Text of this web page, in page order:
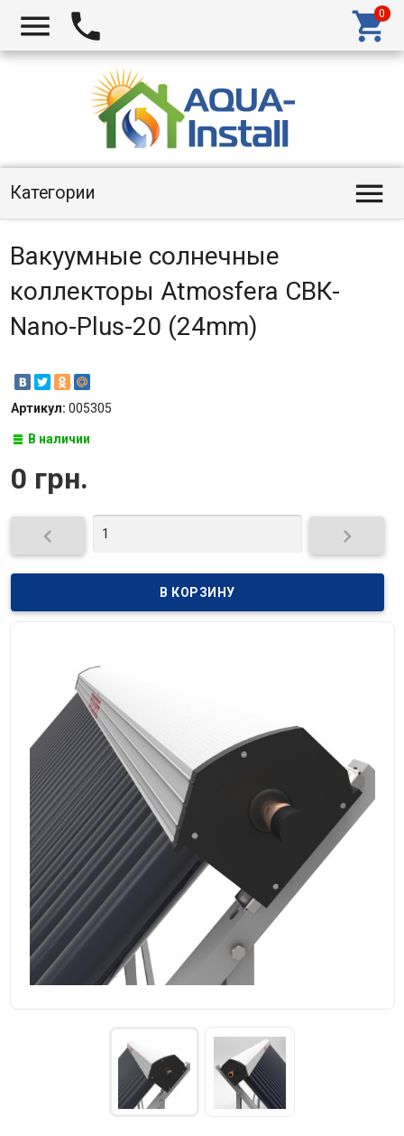
  
Категории 
Вакуумные солнечные
коллекторы Atmosfera СВК-
Nano-Plus-20 (24mm)
Артикул: 005305
В наличии
0 грн.
 